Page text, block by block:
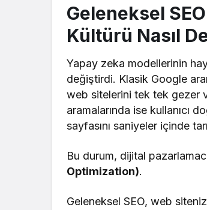
Geleneksel
Kültürü Nasıl
Yapay zeka modellerinin
değiştirdi. Klasik Google
web sitelerini tek tek gezer
aramalarında ise kullanıcı
sayfasını saniyeler içinde
Bu durum, dijital
Optimization).
Geleneksel SEO, web